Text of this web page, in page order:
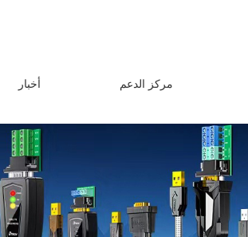
أخبار مركز الدعم